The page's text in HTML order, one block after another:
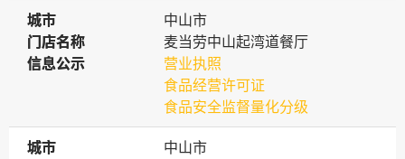
城市
城市
中山市
门店名称
门店名称
麦当劳中山起湾道餐厅
信息公示
信息公示
营业执照
食品经营许可证
食品安全监督量化分级
城市
城市
中山市